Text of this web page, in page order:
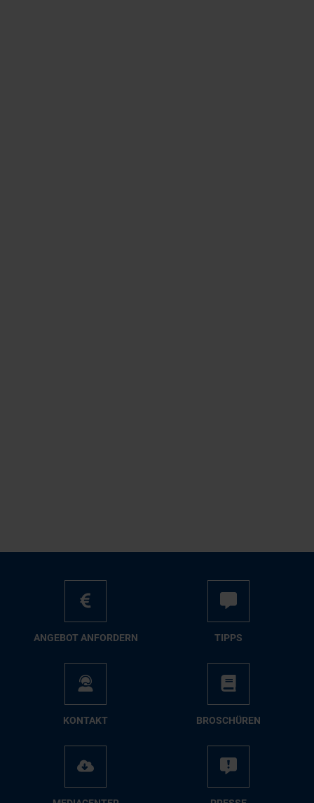
AN­GE­BOT AN­FOR­DERN TIPPS
KON­TAKT BRO­SCHÜ­REN